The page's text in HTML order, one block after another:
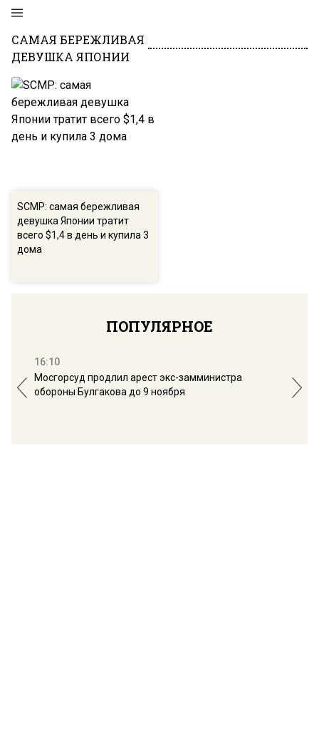
САМАЯ БЕРЕЖЛИВАЯ
ДЕВУШКА ЯПОНИИ
SCMP: самая бережливая
девушка Японии тратит
всего $1,4 в день и купила 3
дома
ПОПУЛЯРНОЕ
16:10
Мосгорсуд продлил арест экс-замминистра
обороны Булгакова до 9 ноября